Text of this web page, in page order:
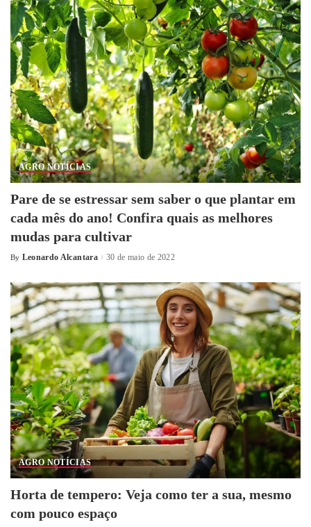
AGRO NOTÍCIAS
Pare de se estressar sem saber o que plantar em
cada mês do ano! Confira quais as melhores
mudas para cultivar
By Leonardo Alcantara 30 de maio de 2022
AGRO NOTÍCIAS
Horta de tempero: Veja como ter a sua, mesmo
com pouco espaço